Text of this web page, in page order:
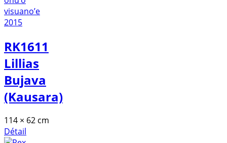
RK1611
Lillias
Bujava
(Kausara)
114 × 62 cm
Détail